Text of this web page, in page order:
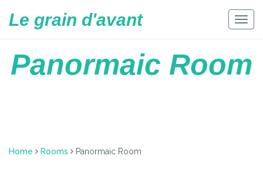
content
Le grain d'avant
Panormaic Room
Home Rooms Panormaic Room